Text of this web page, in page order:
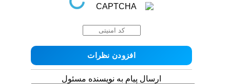
ارسال پیام به نویسنده مسئول